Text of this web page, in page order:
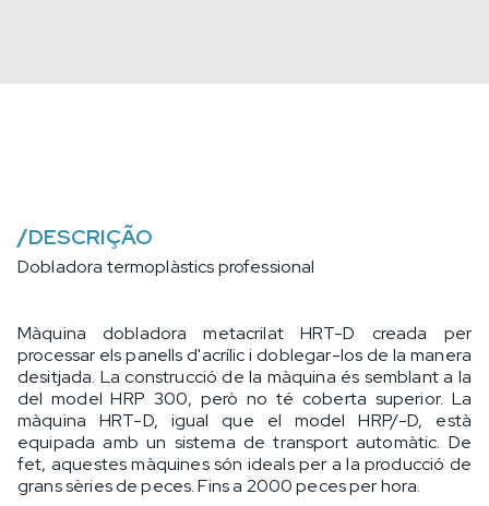
/DESCRIÇÃO
Dobladora termoplàstics professional
Màquina dobladora metacrilat HRT-D creada per
processar els panells d'acrílic i doblegar-los de la manera
desitjada. La construcció de la màquina és semblant a la
del model HRP 300, però no té coberta superior. La
màquina HRT-D, igual que el model HRP/-D, està
equipada amb un sistema de transport automàtic. De
fet, aquestes màquines són ideals per a la producció de
grans sèries de peces. Fins a 2000 peces per hora.